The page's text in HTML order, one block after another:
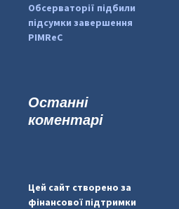
Обсерваторії підбили
підсумки завершення
PIMReC
Останні
коментарі
Цей сайт створено за
фінансової підтримки